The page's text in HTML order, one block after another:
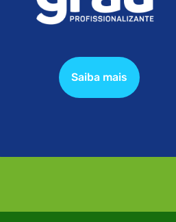
Saiba mais